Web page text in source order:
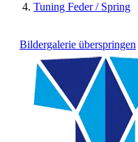
Tuning Feder / Spring
Bildergalerie überspringen